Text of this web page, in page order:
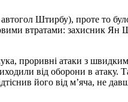
Штирбу), проте то
втратами: захисник
проривні атаки з
від оборони в атаку.
його від м’яча, не